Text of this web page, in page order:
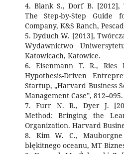
4. Blank S., Dorf B. [2012],
The Step-by-Step Guide
Company, K&S Ranch,
5. Dyduch W. [2013],
Wydawnictwo
Katowicach, Katowice.
6. Eisenmann T. R., Ries
Hypothesis-Driven
Startup, „Harvard Business
Management Case”, 812–095.
7. Furr N. R., Dyer J.
Method: Bringing the
Organization. Harvard
8. Kim W. C.,
błękitnego oceanu, MT